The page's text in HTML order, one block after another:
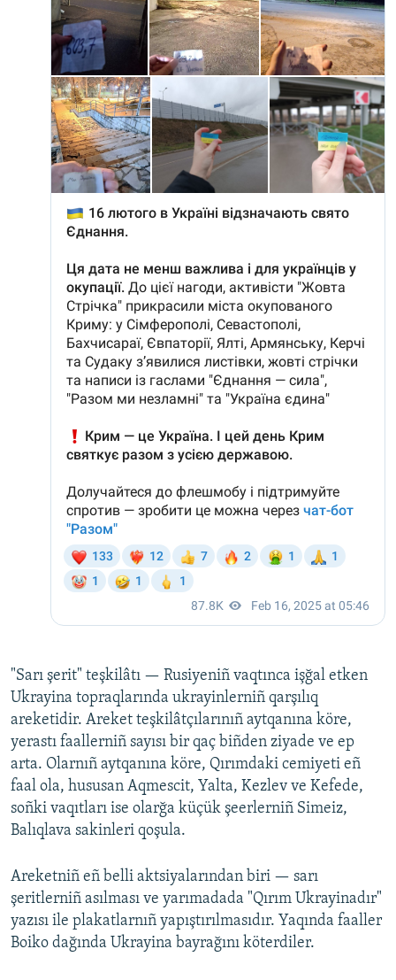
"Sarı şerit" teşkilâtı — Rusiyeniñ vaqtınca işğal etken
Ukrayina topraqlarında ukrayinlerniñ qarşılıq
areketidir. Areket teşkilâtçılarınıñ aytqanına köre,
yerastı faallerniñ sayısı bir qaç biñden ziyade ve ep
arta. Olarnıñ aytqanına köre, Qırımdaki cemiyeti eñ
faal ola, hususan Aqmescit, Yalta, Kezlev ve Kefede,
soñki vaqıtları ise olarğa küçük şeerlerniñ Simeiz,
Balıqlava sakinleri qoşula.
Areketniñ eñ belli aktsiyalarından biri — sarı
şeritlerniñ asılması ve yarımadada "Qırım Ukrayinadır"
yazısı ile plakatlarnıñ yapıştırılmasıdır. Yaqında faaller
Boiko dağında Ukrayina bayrağını köterdiler.